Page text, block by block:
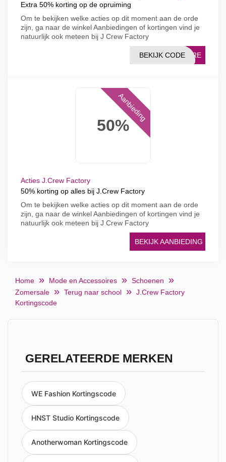
Extra 50% korting op de opruiming
Om te bekijken welke acties op dit moment aan de orde
zijn, ga naar de winkel Aanbiedingen of kortingen vind je
natuurlijk ook meteen bij J Crew Factory
MORE
BEKIJK CODE
50%
Aanbieding
Acties J.Crew Factory
50% korting op alles bij J.Crew Factory
Om te bekijken welke acties op dit moment aan de orde
zijn, ga naar de winkel Aanbiedingen of kortingen vind je
natuurlijk ook meteen bij J Crew Factory
BEKIJK AANBIEDING
Home Mode en Accessoires
Schoenen
Zomersale
Terug naar school
J.Crew Factory
Kortingscode
GERELATEERDE MERKEN
WE Fashion Kortingscode
HNST Studio Kortingscode
Anotherwoman Kortingscode